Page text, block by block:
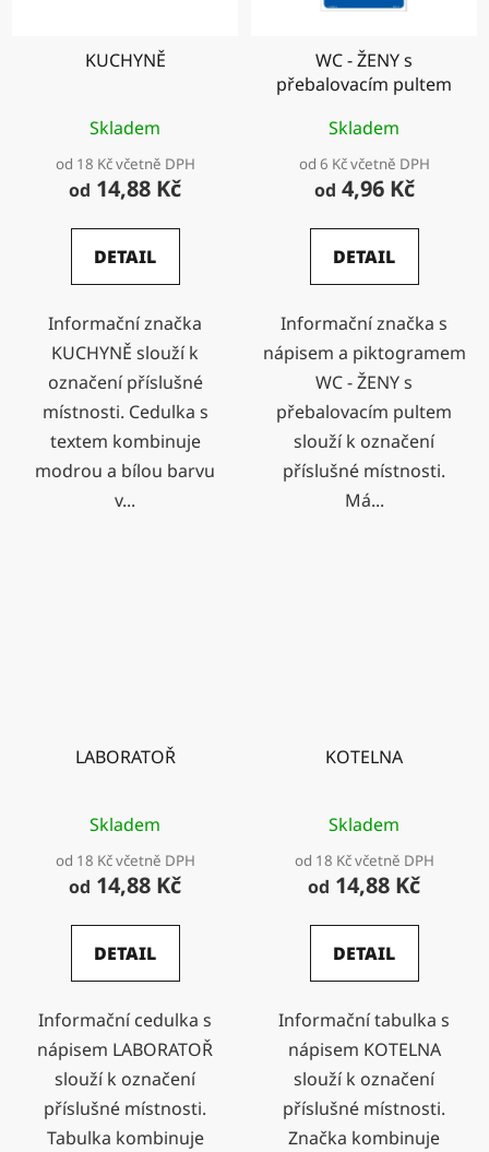
KUCHYNĚ
Skladem
od 18 Kč včetně DPH
od 14,88 Kč
DETAIL
Informační značka
KUCHYNĚ slouží k
označení příslušné
místnosti. Cedulka s
textem kombinuje
modrou a bílou barvu
v...
WC - ŽENY s
přebalovacím pultem
Skladem
od 6 Kč včetně DPH
od 4,96 Kč
DETAIL
Informační značka s
nápisem a piktogramem
WC - ŽENY s
přebalovacím pultem
slouží k označení
příslušné místnosti.
Má...
LABORATOŘ
Skladem
od 18 Kč včetně DPH
od 14,88 Kč
DETAIL
Informační cedulka s
nápisem LABORATOŘ
slouží k označení
příslušné místnosti.
Tabulka kombinuje
KOTELNA
Skladem
od 18 Kč včetně DPH
od 14,88 Kč
DETAIL
Informační tabulka s
nápisem KOTELNA
slouží k označení
příslušné místnosti.
Značka kombinuje